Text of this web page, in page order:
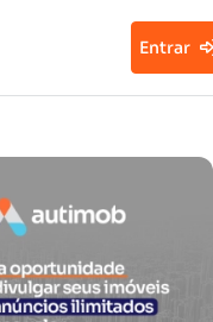
Entrar